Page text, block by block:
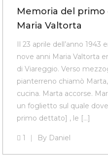
Memoria del primo
Maria Valtorta
Il 23 aprile dell’anno 1943
nove anni Maria Valtorta
di Viareggio. Verso
pianterreno chiamò
cucina. Marta accorse.
un foglietto sul quale
primo dettato] , le […]
1 By Daniel